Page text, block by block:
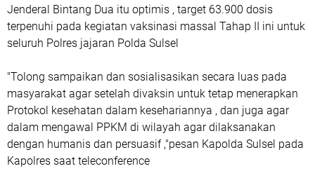
Jenderal Bintang Dua itu optimis , target 63.900 dosis
terpenuhi pada kegiatan vaksinasi massal Tahap II ini untuk
seluruh Polres jajaran Polda Sulsel
"Tolong sampaikan dan sosialisasikan secara luas pada
masyarakat agar setelah divaksin untuk tetap menerapkan
Protokol kesehatan dalam kesehariannya , dan juga agar
dalam mengawal PPKM di wilayah agar dilaksanakan
dengan humanis dan persuasif ,"pesan Kapolda Sulsel pada
Kapolres saat teleconference